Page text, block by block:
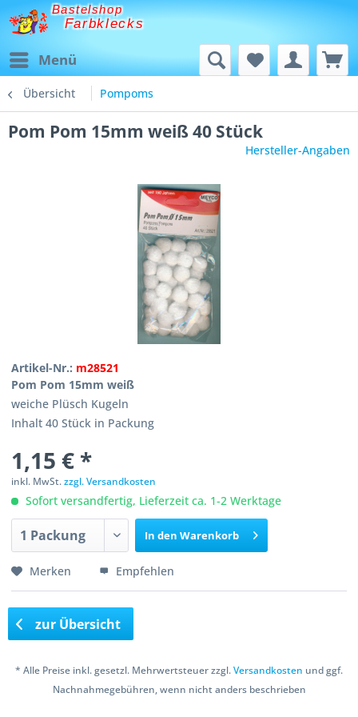
Bastelshop
Farbklecks
Menü
Übersicht Pompoms
Pom Pom 15mm weiß 40 Stück
Hersteller-Angaben
Artikel-Nr.: m28521
Pom Pom 15mm weiß
weiche Plüsch Kugeln
Inhalt 40 Stück in Packung
1,15 € *
inkl. MwSt.zzgl. Versandkosten
Sofort versandfertig, Lieferzeit ca. 1-2 Werktage
In den Warenkorb
Merken Empfehlen
zur Übersicht
* Alle Preise inkl. gesetzl. Mehrwertsteuer zzgl.Versandkosten und ggf.
Nachnahmegebühren, wenn nicht anders beschrieben